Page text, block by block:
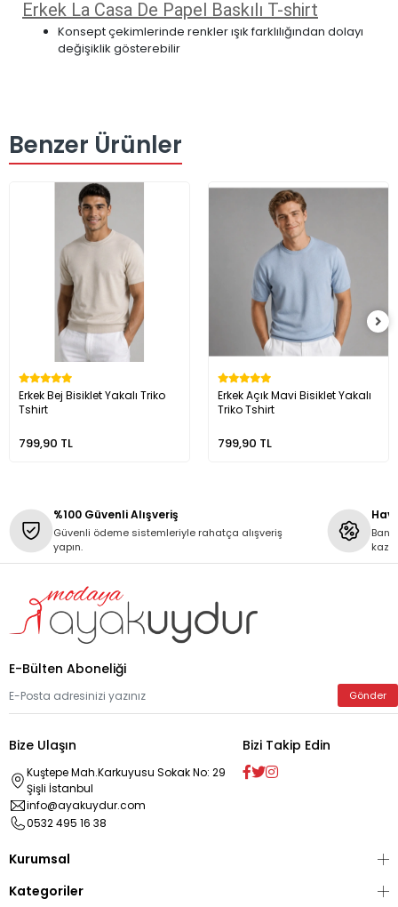
Erkek La Casa De Papel Baskılı T-shirt
Konsept çekimlerinde renkler ışık farklılığından dolayı
değişiklik gösterebilir
Benzer Ürünler
Erkek Bej Bisiklet Yakalı Triko
Tshirt
799,90 TL
Erkek Açık Mavi Bisiklet Yakalı
Triko Tshirt
799,90 TL
%100 Güvenli Alışveriş
Güvenli ödeme sistemleriyle rahatça alışveriş
yapın.
E-Bülten Aboneliği
Gönder
Bize Ulaşın
Kuştepe Mah.Karkuyusu Sokak No: 29
Şişli İstanbul
info@ayakuydur.com
0532 495 16 38
Bizi Takip Edin
Kurumsal
Kategoriler